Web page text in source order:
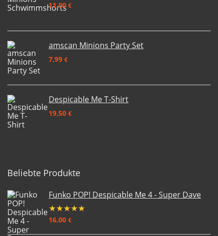
11,00 €
amscan Minions Party Set
7,99 €
Despicable Me T-Shirt
19,50 €
Beliebte Produkte
Funko POP! Despicable Me 4 - Super Dave
★★★★★
16,00 €